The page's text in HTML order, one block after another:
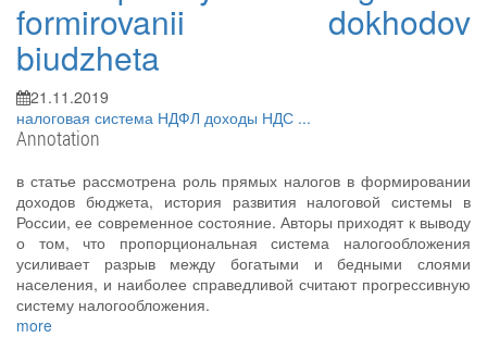
formirovanii dokhodov
biudzheta
21.11.2019
налоговая система НДФЛ доходы НДС ...
Annotation
в статье рассмотрена роль прямых налогов в формировании
доходов бюджета, история развития налоговой системы в
России, ее современное состояние. Авторы приходят к выводу
о том, что пропорциональная система налогообложения
усиливает разрыв между богатыми и бедными слоями
населения, и наиболее справедливой считают прогрессивную
систему налогообложения.
more